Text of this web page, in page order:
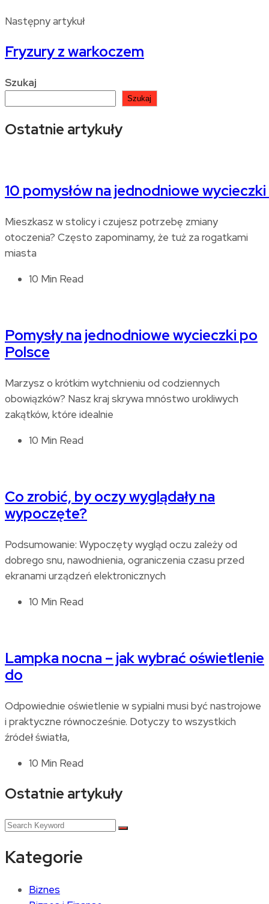
Następny artykuł
Fryzury z warkoczem
Szukaj
Szukaj
Ostatnie artykuły
10 pomysłów na jednodniowe
Mieszkasz w stolicy i czujesz potrzebę zmiany
otoczenia? Często zapominamy, że tuż za rogatkami
miasta
10 Min Read
Pomysły na jednodniowe wycieczki po
Polsce
Marzysz o krótkim wytchnieniu od codziennych
obowiązków? Nasz kraj skrywa mnóstwo urokliwych
zakątków, które idealnie
10 Min Read
Co zrobić, by oczy wyglądały na
wypoczęte?
Podsumowanie: Wypoczęty wygląd oczu zależy od
dobrego snu, nawodnienia, ograniczenia czasu przed
ekranami urządzeń elektronicznych
10 Min Read
Lampka nocna – jak wybrać oświetlenie
do
Odpowiednie oświetlenie w sypialni musi być nastrojowe
i praktyczne równocześnie. Dotyczy to wszystkich
źródeł światła,
10 Min Read
Ostatnie artykuły
Kategorie
Biznes